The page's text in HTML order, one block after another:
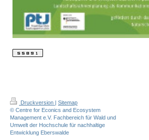
Druckversion | Sitemap
© Centre for Econics and Ecosystem
Management e.V. Fachbereich für Wald und
Umwelt der Hochschule für nachhaltige
Entwicklung Eberswalde